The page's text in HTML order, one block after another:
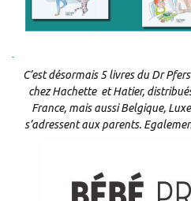
C’est désormais 5 livres du Dr
chez Hachette et Hatier,
France, mais aussi Belgique,
s’adressent aux parents.